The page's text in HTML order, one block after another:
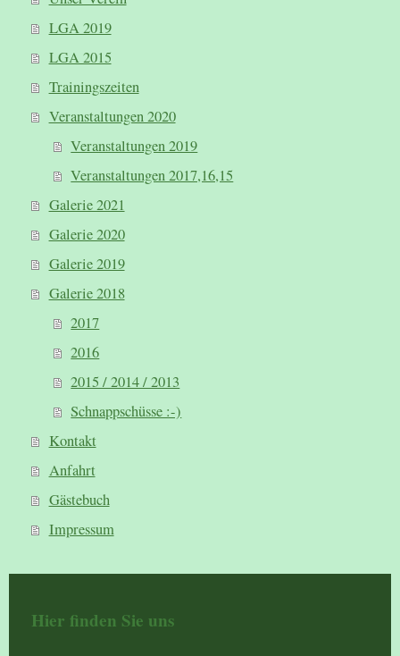
LGA 2019
LGA 2015
Trainingszeiten
Veranstaltungen 2020
Veranstaltungen 2019
Veranstaltungen 2017,16,15
Galerie 2021
Galerie 2020
Galerie 2019
Galerie 2018
2017
2016
2015 / 2014 / 2013
Schnappschüsse :-)
Kontakt
Anfahrt
Gästebuch
Impressum
Hier finden Sie uns